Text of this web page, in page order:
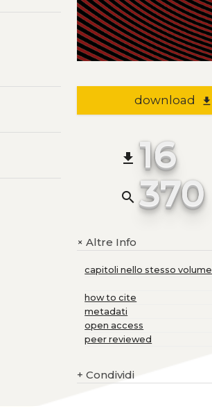
download file_download
file_download 16
search 370
+Altre Info
capitoli nello stesso volume
how to cite
metadati
open access
peer reviewed
+ Condividi